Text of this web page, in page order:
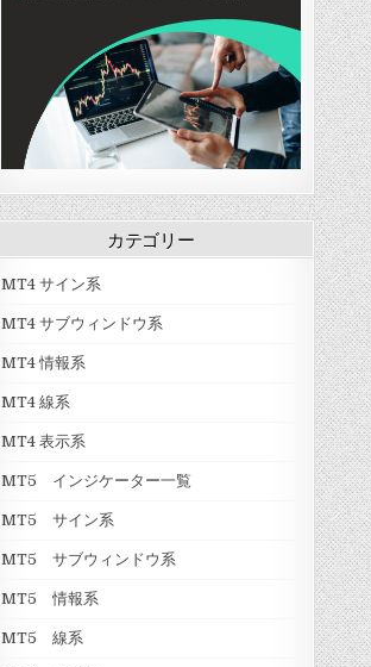
r
a
t
g
(
y
C
a
t
r
)
1
1
g
o
w
M
u
l
T
i
e
r
a
m
e
u
x
A
l
g
o
]
u
e
G
a
p
s
I
F
G
L
u
カテゴリー
MT4 サイン系
MT4 サブウィンドウ系
MT4 情報系
MT4 線系
MT4 表示系
MT5 インジケーター一覧
MT5 サイン系
MT5 サブウィンドウ系
MT5 情報系
MT5 線系